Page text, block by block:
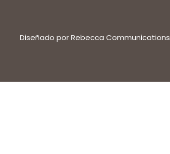
Diseñado por Rebecca Communications